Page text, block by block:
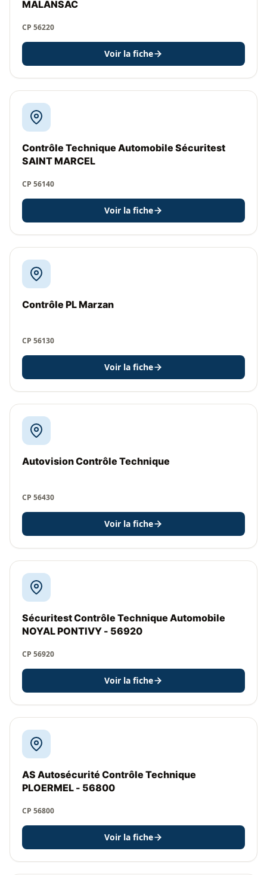
MALANSAC
CP 56220
Voir la fiche
Contrôle Technique Automobile Sécuritest
SAINT MARCEL
CP 56140
Voir la fiche
Contrôle PL Marzan
CP 56130
Voir la fiche
Autovision Contrôle Technique
CP 56430
Voir la fiche
Sécuritest Contrôle Technique Automobile
NOYAL PONTIVY - 56920
CP 56920
Voir la fiche
AS Autosécurité Contrôle Technique
PLOERMEL - 56800
CP 56800
Voir la fiche